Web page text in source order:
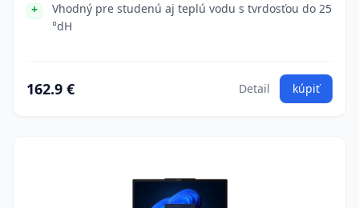
Vhodný pre studenú aj teplú vodu s tvrdosťou do 25
°dH
162.9 € Detail kúpiť